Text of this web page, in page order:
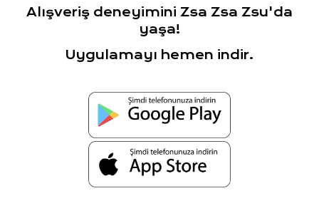
Alışveriş deneyimini Zsa Zsa Zsu'da
yaşa!
Uygulamayı hemen indir.